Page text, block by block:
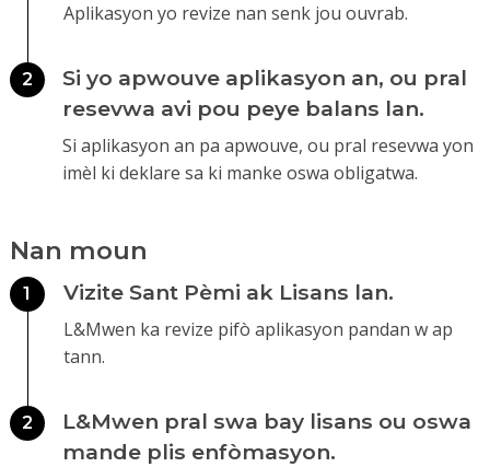
Aplikasyon yo revize nan senk jou ouvrab.
2
Si yo apwouve aplikasyon an, ou pral
resevwa avi pou peye balans lan.
Si aplikasyon an pa apwouve, ou pral resevwa yon
imèl ki deklare sa ki manke oswa obligatwa.
Nan moun
1 Vizite Sant Pèmi ak Lisans lan.
L&Mwen ka revize pifò aplikasyon pandan w ap
tann.
2
L&Mwen pral swa bay lisans ou oswa
mande plis enfòmasyon.